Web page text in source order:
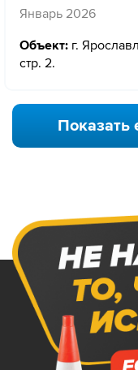
Январь 2026
Объект: г.
стр. 2.
Показать